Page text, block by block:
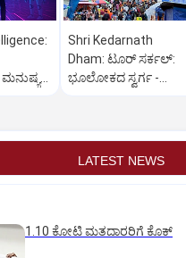
Shri Kedarnath
Dham: ಟೂರ್‌ ಸರ್ಕಲ್:‌
ಭೂಲೋಕದ ಸ್ವರ್ಗ -
LATEST NEWS
1.10 ಕೋಟಿ ಮತದಾರರಿಗೆ ಕೊಕ್‌